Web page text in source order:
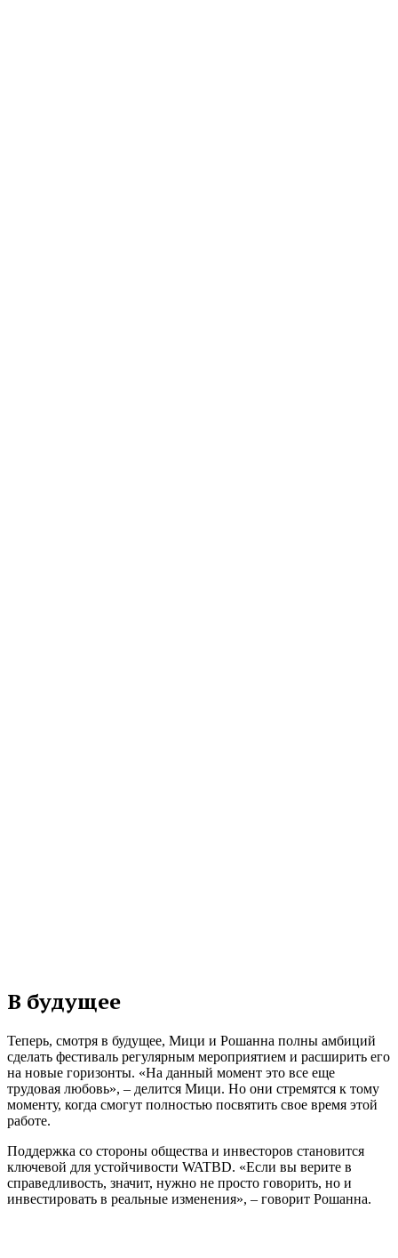
В будущее
Теперь, смотря в будущее, Мици и Рошанна полны амбиций
сделать фестиваль регулярным мероприятием и расширить его
на новые горизонты. «На данный момент это все еще
трудовая любовь», – делится Мици. Но они стремятся к тому
моменту, когда смогут полностью посвятить свое время этой
работе.
Поддержка со стороны общества и инвесторов становится
ключевой для устойчивости WATBD. «Если вы верите в
справедливость, значит, нужно не просто говорить, но и
инвестировать в реальные изменения», – говорит Рошанна.